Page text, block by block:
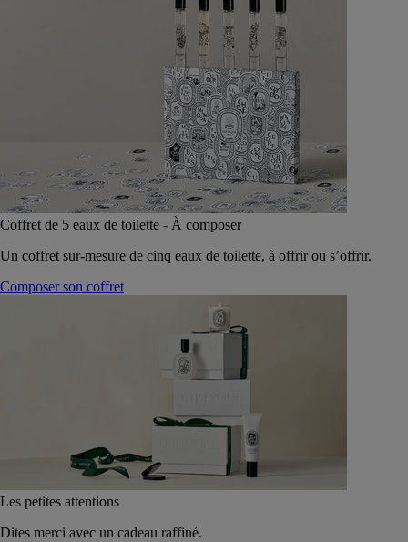
Coffret de 5 eaux de toilette - À composer
Un coffret sur-mesure de cinq eaux de toilette, à offrir ou s’offrir.
Composer son coffret
Les petites attentions
Dites merci avec un cadeau raffiné.